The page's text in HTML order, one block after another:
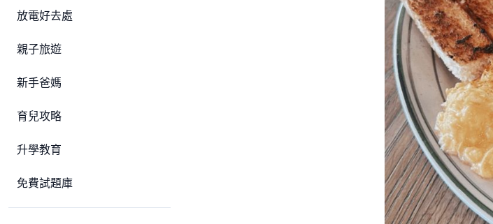
放電好去處
親子旅遊
新手爸媽
育兒攻略
升學教育
免費試題庫